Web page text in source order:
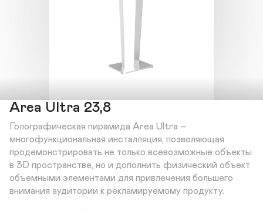
Area Ultra 23,8
Голографическая пирамида Area Ultra –
многофункциональная инсталляция, позволяющая
продемонстрировать не только всевозможные объекты
в 3D пространстве, но и дополнить физический объект
объемными элементами для привлечения большего
внимания аудитории к рекламируемому продукту.